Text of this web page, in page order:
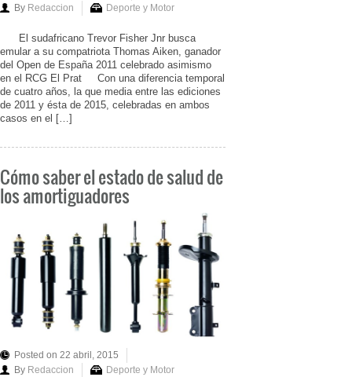
By Redaccion Deporte y Motor
El sudafricano Trevor Fisher Jnr busca
emular a su compatriota Thomas Aiken, ganador
del Open de España 2011 celebrado asimismo
en el RCG El Prat Con una diferencia temporal
de cuatro años, la que media entre las ediciones
de 2011 y ésta de 2015, celebradas en ambos
casos en el […]
Cómo saber el estado de salud de
los amortiguadores
Posted on 22 abril, 2015
By Redaccion Deporte y Motor